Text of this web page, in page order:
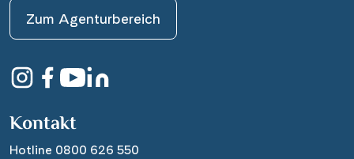
Zum Agenturbereich
Kontakt
Hotline 0800 626 550